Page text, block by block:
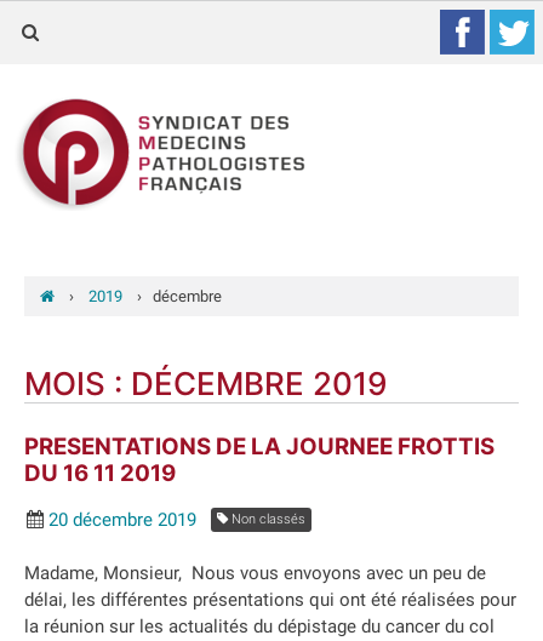
› 2019 › décembre
MOIS : DÉCEMBRE 2019
PRESENTATIONS DE LA JOURNEE FROTTIS
DU 16 11 2019
20 décembre 2019 Non classés
Madame, Monsieur, Nous vous envoyons avec un peu de
délai, les différentes présentations qui ont été réalisées pour
la réunion sur les actualités du dépistage du cancer du col